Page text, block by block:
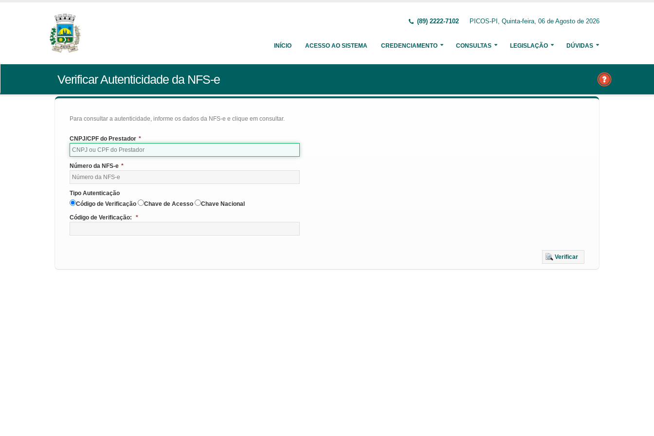
(89) 2222-7102 PICOS-PI, Quinta-feira, 06 de Agosto de 2026
INÍCIO ACESSO AO SISTEMA CREDENCIAMENTO CONSULTAS LEGISLAÇÃO DÚVIDAS
Verificar Autenticidade da NFS-e
Para consultar a autenticidade, informe os dados da NFS-e e clique em consultar.
CNPJ/CPF do Prestador *
Número da NFS-e *
Tipo Autenticação
Código de Verificação
Chave de Acesso
Chave Nacional
Código de Verificação:
*
Verificar